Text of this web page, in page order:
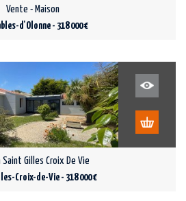
Vente - Maison
d'Olonne - 318 000 €
Saint Gilles Croix De Vie
Croix-de-Vie - 318 000 €